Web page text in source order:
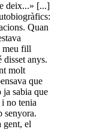
deix...» [...]
Quan
meu fill
disset anys.
molt
que
ja sabia que
i no tenia
senyora.
gent, el